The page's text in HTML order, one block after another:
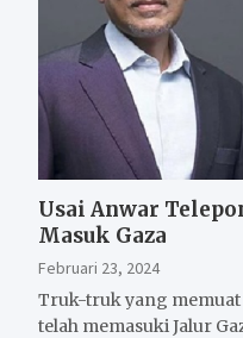
Usai Anwar
Masuk Gaza
Februari 23, 2024
Truk-truk yang
telah memasuki Jalur